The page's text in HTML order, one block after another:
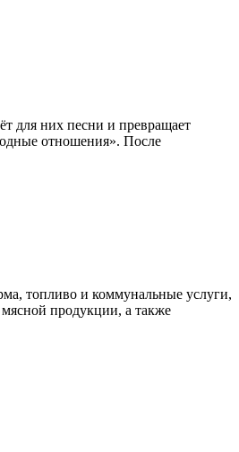
для них песни и превращает
отношения». После
топливо и коммунальные услуги,
продукции, а также